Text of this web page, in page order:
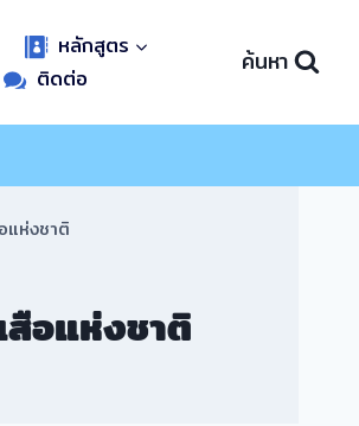
หลักสูตร
ติดต่อ
ค้นหา
แห่งชาติ
อแห่งชาติ